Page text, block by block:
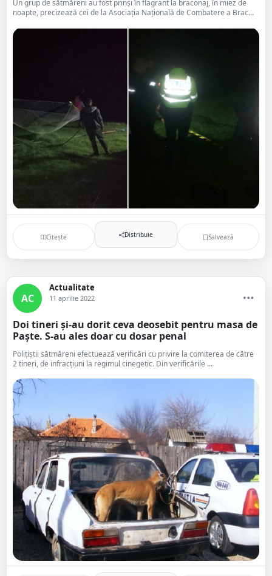
Un grup de sătmăreni au fost prinși în flagrant la braconaj, în miez de
noapte, precizează cei de la Asociația Națională de Combatere a Brac...
Citește Distribuie Salvează
AC
Actualitate
11 aprilie 2022
Doi tineri și-au dorit ceva deosebit pentru masa de
Paște. S-au ales doar cu dosar penal
Poliţiştii sătmăreni efectuează verificări cu privire la comiterea de către
2 tineri, de infracţiuni la regimul cinegetic. Din verificările ...